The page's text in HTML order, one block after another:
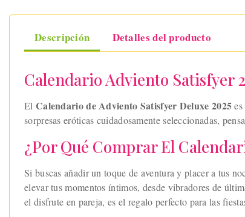
Descripción Detalles del producto
Calendario Adviento Satisfyer
El Calendario de Adviento Satisfyer Deluxe 2025
sorpresas eróticas cuidadosamente seleccionadas,
¿Por Qué Comprar El
Si buscas añadir un toque de aventura y placer a tus
elevar tus momentos íntimos, desde vibradores de
el disfrute en pareja, es el regalo perfecto para las